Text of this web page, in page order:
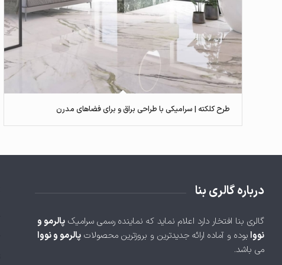
طرح کلکته | سرامیکی با طراحی براق و برای فضاهای مدرن
درباره گالری بنا
گالری بنا افتخار دارد اعلام نماید که نماینده رسمی سرامیک پالرمو و
نووابوده و آماده ارائه جدیدترین و بروزترین محصولات پالرمو و نووا
می باشد.